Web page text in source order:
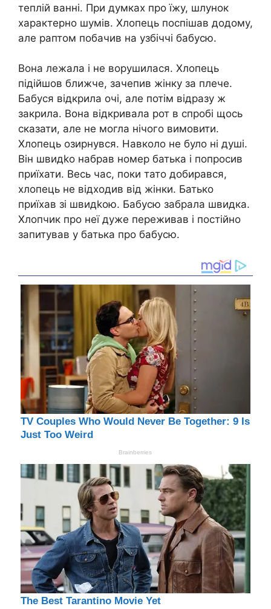
теплій ванні. При думках про їжу, шлунок
характерно шумів. Хлопець поспішав додому,
але раптом побачив на узбіччі бабусю.
Вона лежала і не ворушилася. Хлопець
підійшов ближче, зачепив жінку за плече.
Бабуся відкрила очі, але потім відразу ж
закрила. Вона відкривала рот в спробі щось
сказати, але не могла нічого вимовити.
Хлопець озирнувся. Навколо не було ні душі.
Він швидkо набрав номер батька і попросив
приїхати. Весь час, поки тато добирався,
хлопець не відходив від жінки. Батько
приїхав зі швидkою. Бабусю забрала швидка.
Хлопчик про неї дуже переживав і постійно
запитував у батька про бабусю.